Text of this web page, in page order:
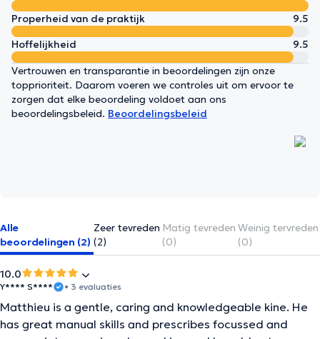
Properheid van de praktijk
9.5
Hoffelijkheid
9.5
Vertrouwen en transparantie in beoordelingen zijn onze
topprioriteit. Daarom voeren we controles uit om ervoor te
zorgen dat elke beoordeling voldoet aan ons
beoordelingsbeleid. Beoordelingsbeleid
Alle
beoordelingen (2)
Zeer tevreden
(2)
Matig tevreden
(0)
Weinig tervreden
(0)
10.0
Y**** S**** • 3 evaluaties
Matthieu is a gentle, caring and knowledgeable kine. He
has great manual skills and prescribes focussed and